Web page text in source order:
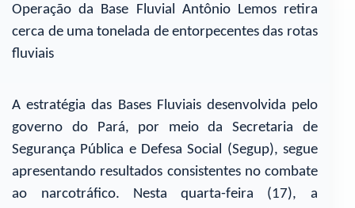
Operação da Base Fluvial Antônio Lemos retira
cerca de uma tonelada de entorpecentes das rotas
fluviais
A estratégia das Bases Fluviais desenvolvida pelo
governo do Pará, por meio da Secretaria de
Segurança Pública e Defesa Social (Segup), segue
apresentando resultados consistentes no combate
ao narcotráfico. Nesta quarta-feira (17), a